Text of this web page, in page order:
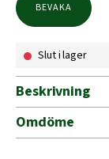
BEVAKA
Slut i lager
Beskrivning
Omdöme